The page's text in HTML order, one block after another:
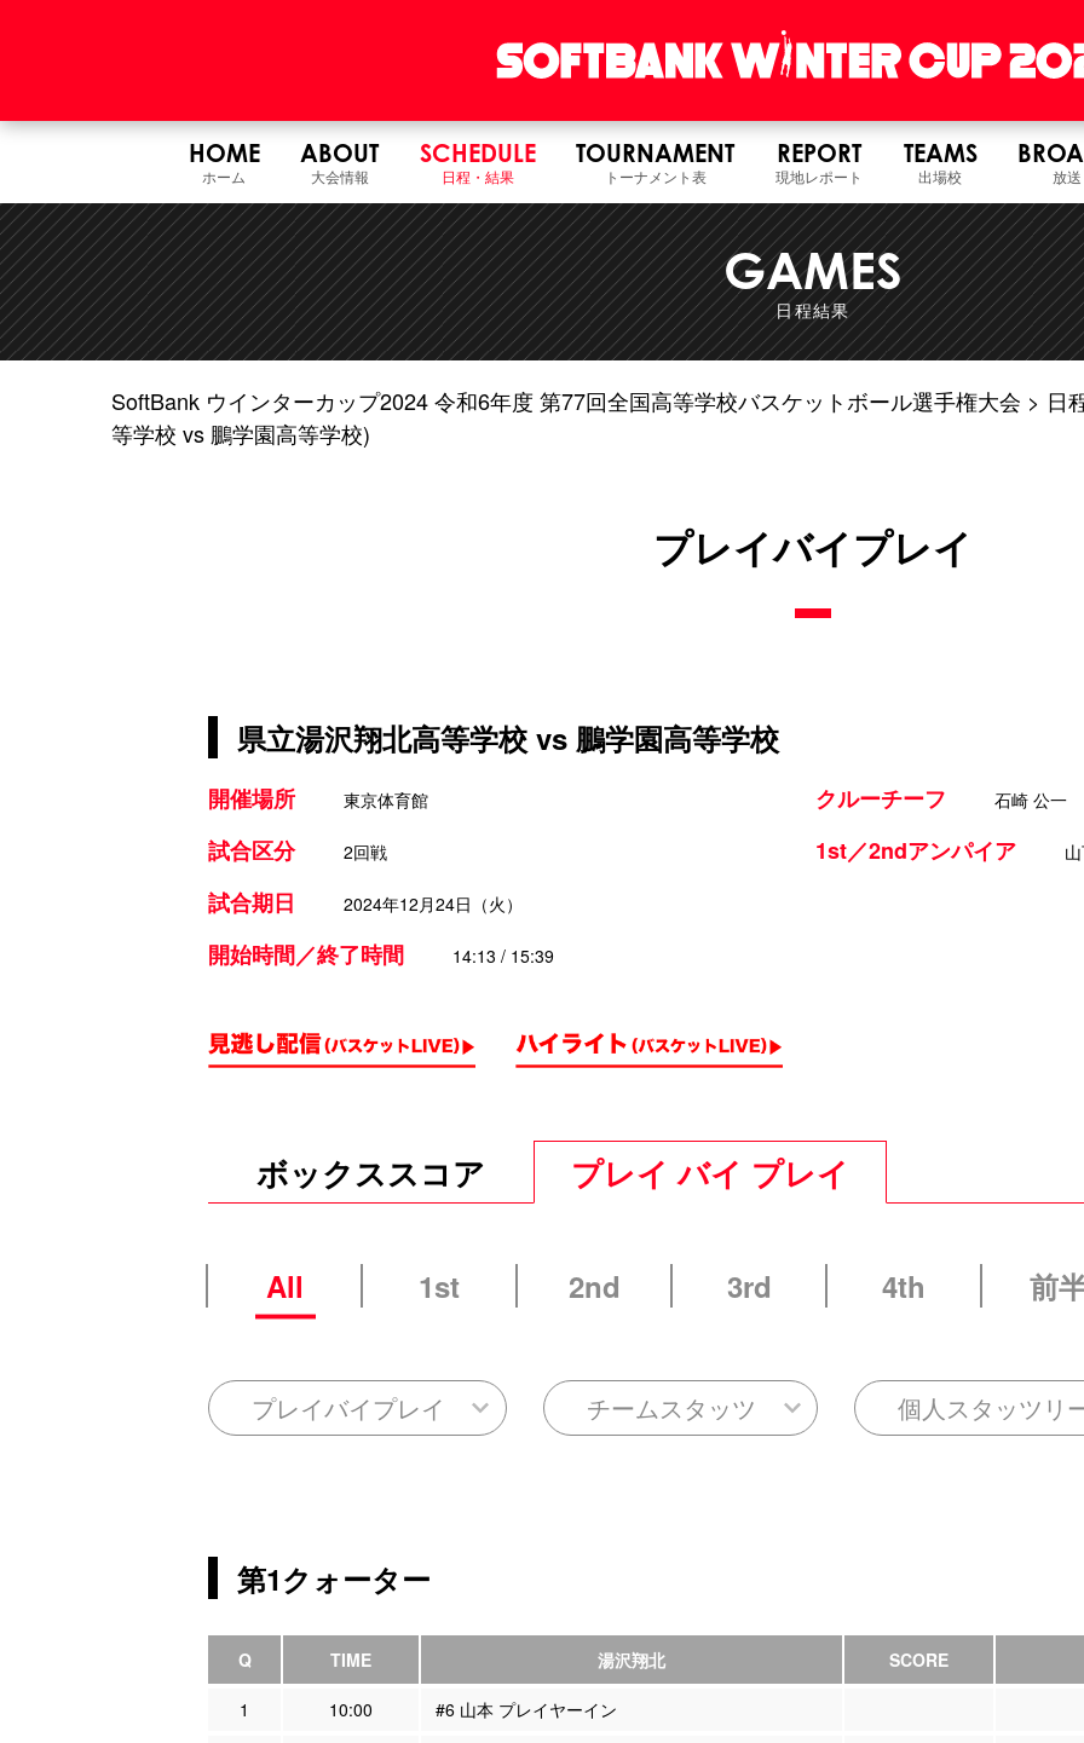
HOME
ホーム
ABOUT
大会情報
SCHEDULE
日程・結果
TOURNAMENT
トーナメント表
REPORT
現地レポート
TEAMS
出場校 放
GAMES
日程結果
SoftBank ウインターカップ2024 令和6年度 第77回全国高等学校バスケットボール選手権大会 日
等学校 vs 鵬学園高等学校)
プレイバイプレイ
県立湯沢翔北高等学校 vs 鵬学園高等学校
開催場所 東京体育館
試合区分 2回戦
試合期日 2024年12月24日（火）
開始時間／終了時間 14:13 / 15:39
クルーチーフ 石崎 公一
1st／2ndアンパイア
ボックススコア プレイ バイ プレイ
All 1st 2nd 3rd 4th 前
プレイバイプレイ チームスタッツ 個人スタッツリ
第1クォーター
Q TIME 湯沢翔北 SCORE
1 10:00
#6 山本 プレイヤーイン